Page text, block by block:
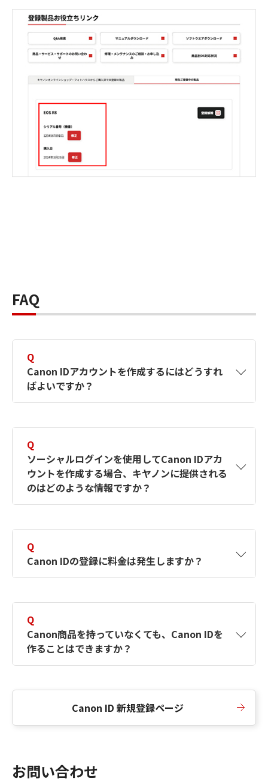
FAQ
Q
Canon IDアカウントを作成するにはどうすれ
ばよいですか？
す。詳しい作成方法は【カメラ】Canon IDとは
何ですか？Canon IDの作成方法は？をご確認く
ださい。
Q
ソーシャルログインを使用してCanon IDアカ
ウントを作成する場合、キヤノンに提供される
のはどのような情報ですか？
択したサービスから取得します。アカウントを
簡単に作成できるように、この情報を使用して
Canon IDの登録フォームを入力します。
Q
Canon IDの登録に料金は発生しますか？
Q
Canon商品を持っていなくても、Canon IDを
作ることはできますか？
Canon ID 新規登録ページ
お問い合わせ